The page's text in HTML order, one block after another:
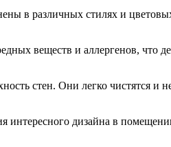
в различных стилях и
веществ и аллергенов, что
стен. Они легко чистятся и
интересного дизайна в